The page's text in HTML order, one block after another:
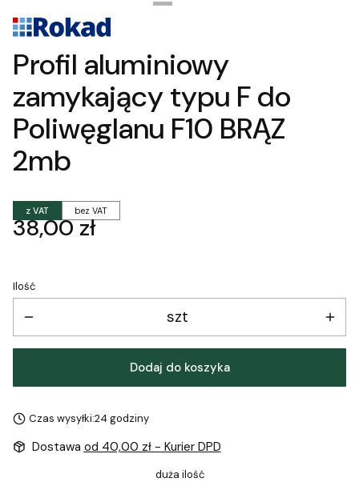
Profil aluminiowy
zamykający typu F do
Poliwęglanu F10 BRĄZ
2mb
z VAT bez VAT
Cena
38,00 zł
Ilość
szt
Dodaj do koszyka
Czas wysyłki:24 godziny
Dostawa od 40,00 zł - Kurier DPD
duża ilość